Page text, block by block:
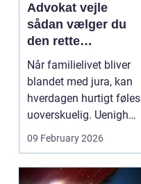
Advokat vejle
sådan vælger du
den rette
familieretsadvokat
Når familielivet bliver
blandet med jura, kan
hverdagen hurtigt føles
uoverskuelig. Uenighed
om børn...
09 February 2026